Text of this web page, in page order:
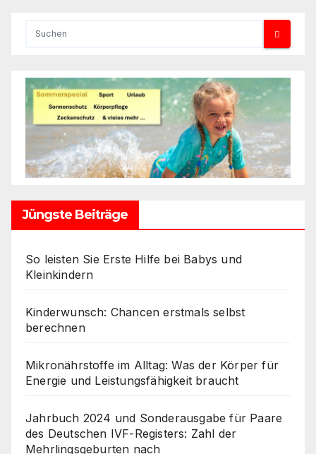
Jüngste Beiträge
So leisten Sie Erste Hilfe bei Babys und
Kleinkindern
Kinderwunsch: Chancen erstmals selbst
berechnen
Mikronährstoffe im Alltag: Was der Körper für
Energie und Leistungsfähigkeit braucht
Jahrbuch 2024 und Sonderausgabe für Paare
des Deutschen IVF-Registers: Zahl der
Mehrlingsgeburten nach